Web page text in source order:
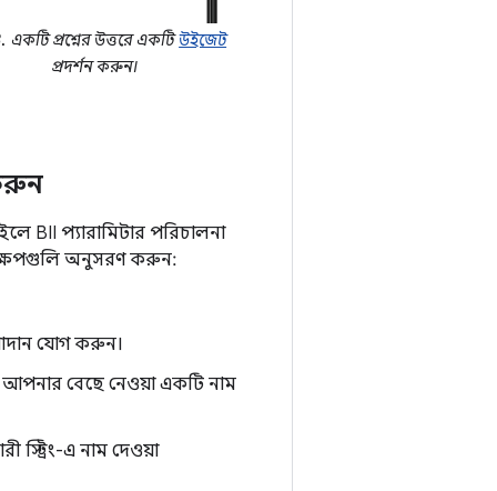
একটি প্রশ্নের উত্তরে একটিউইজেট
প্রদর্শন করুন।
BII প্যারামিটার পরিচালনা
অনুসরণ করুন:
যোগ করুন।
বেছে নেওয়া একটি নাম
স্ট্রিং-এ নাম দেওয়া